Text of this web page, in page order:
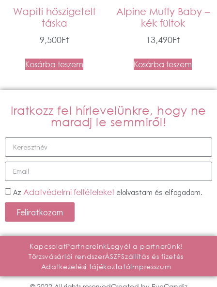
Wapiti hőszigetelt
táska
9,500Ft
Kosárba teszem
Alpine Muffy Baby –
kék fültok
13,490Ft
Kosárba teszem
Iratkozz fel hírlevelünkre, hogy ne
maradj le semmiről!
Az Adatvédelmi feltételeket elolvastam és elfogadom.
Feliratkozom
KapcsolatPartnereinkLegyél a partnerünk!
Törzsvásárlói rendszerÁSZFSzállítás és fizetés
Adatkezelési tájékoztatóImpresszum